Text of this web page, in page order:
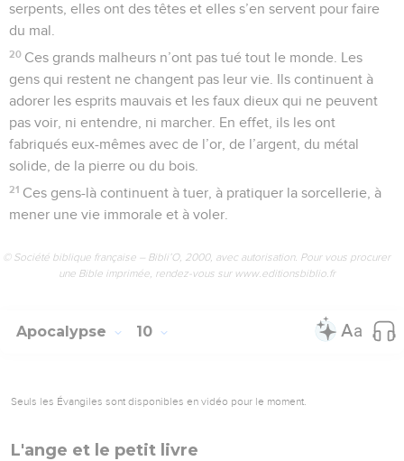
serpents, elles ont des têtes et elles s’en servent pour faire
du mal.
20 Ces grands malheurs n’ont pas tué tout le monde. Les
gens qui restent ne changent pas leur vie. Ils continuent à
adorer les esprits mauvais et les faux dieux qui ne peuvent
pas voir, ni entendre, ni marcher. En effet, ils les ont
fabriqués eux-mêmes avec de l’or, de l’argent, du métal
solide, de la pierre ou du bois.
21 Ces gens-là continuent à tuer, à pratiquer la sorcellerie, à
mener une vie immorale et à voler.
© Société biblique française – Bibli’O, 2000, avec autorisation. Pour vous procurer
une Bible imprimée, rendez-vous sur www.editionsbiblio.fr
Apocalypse 10
Seuls les Évangiles sont disponibles en vidéo pour le moment.
L'ange et le petit livre